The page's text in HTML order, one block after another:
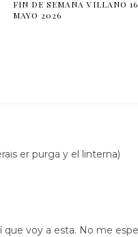
FIN DE SEMANA VILLANO 16
MAYO 2026
er purga y el linterna)
que voy a esta. No me